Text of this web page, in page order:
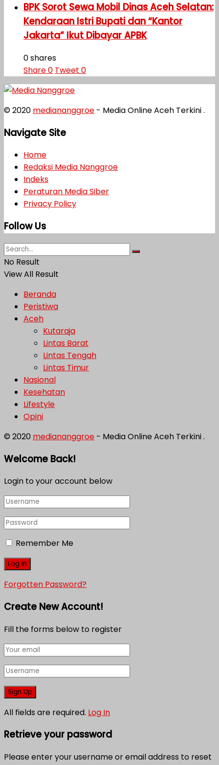
BPK Sorot Sewa Mobil Dinas Aceh Selatan:
Kendaraan Istri Bupati dan “Kantor
Jakarta” Ikut Dibayar APBK
0 shares
Share0 Tweet 0
© 2020 mediananggroe - Media Online Aceh Terkini .
Navigate Site
Home
Redaksi Media Nanggroe
Indeks
Peraturan Media Siber
Privacy Policy
Follow Us
No Result
View All Result
Beranda
Peristiwa
Aceh
Kutaraja
Lintas Barat
Lintas Tengah
Lintas Timur
Nasional
Kesehatan
Lifestyle
Opini
© 2020 mediananggroe - Media Online Aceh Terkini .
Welcome Back!
Login to your account below
Remember Me
Forgotten Password?
Create New Account!
Fill the forms below to register
All fields are required. Log In
Retrieve your password
Please enter your username or email address to reset